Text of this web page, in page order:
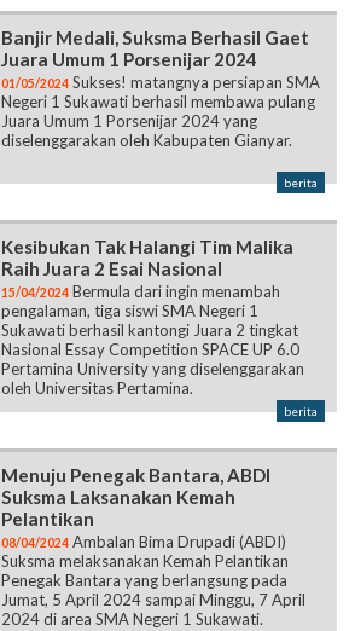
Banjir Medali, Suksma Berhasil Gaet
Juara Umum 1 Porsenijar 2024
01/05/2024 Sukses! matangnya persiapan SMA
Negeri 1 Sukawati berhasil membawa pulang
Juara Umum 1 Porsenijar 2024 yang
diselenggarakan oleh Kabupaten Gianyar.
berita
Kesibukan Tak Halangi Tim Malika
Raih Juara 2 Esai Nasional
15/04/2024 Bermula dari ingin menambah
pengalaman, tiga siswi SMA Negeri 1
Sukawati berhasil kantongi Juara 2 tingkat
Nasional Essay Competition SPACE UP 6.0
Pertamina University yang diselenggarakan
oleh Universitas Pertamina.
berita
Menuju Penegak Bantara, ABDI
Suksma Laksanakan Kemah
Pelantikan
08/04/2024 Ambalan Bima Drupadi (ABDI)
Suksma melaksanakan Kemah Pelantikan
Penegak Bantara yang berlangsung pada
Jumat, 5 April 2024 sampai Minggu, 7 April
2024 di area SMA Negeri 1 Sukawati.